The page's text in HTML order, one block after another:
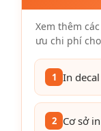
Xem thêm
ưu chi phí
1 In
2 Cơ sở